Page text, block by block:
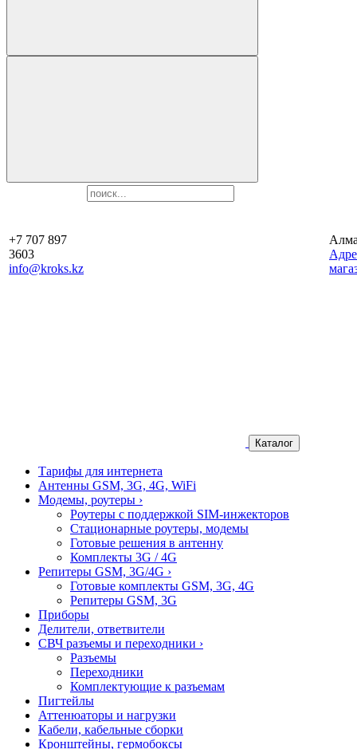
+7 707 897
3603
info@kroks.kz
Каталог
Тарифы для интернета
Антенны GSM, 3G, 4G, WiFi
Модемы, роутеры ›
Роутеры с поддержкой SIM-инжекторов
Стационарные роутеры, модемы
Готовые решения в антенну
Комплекты 3G / 4G
Репитеры GSM, 3G/4G ›
Готовые комплекты GSM, 3G, 4G
Репитеры GSM, 3G
Приборы
Делители, ответвители
СВЧ разъемы и переходники ›
Разъемы
Переходники
Комплектующие к разъемам
Пигтейлы
Аттенюаторы и нагрузки
Кабели, кабельные сборки
Кронштейны, гермобоксы